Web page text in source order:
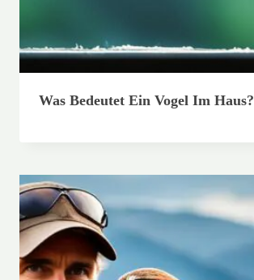
Was Bedeutet Ein Vogel Im Haus?